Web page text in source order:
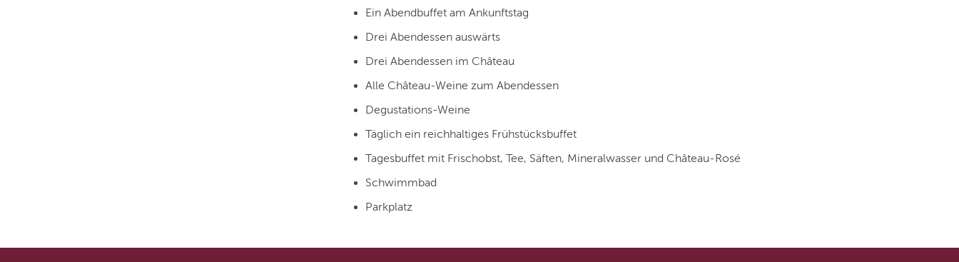
Ein Abendbuffet am Ankunftstag
Drei Abendessen auswärts
Drei Abendessen im Château
Alle Château-Weine zum Abendessen
Degustations-Weine
Täglich ein reichhaltiges Frühstücksbuffet
Tagesbuffet mit Frischobst, Tee, Säften, Mineralwasser und Château-Rosé
Schwimmbad
Parkplatz